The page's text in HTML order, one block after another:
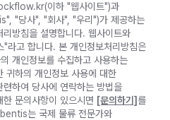
이하 "웹사이트")과
"당사", "회사", "우리")가 제공하는
방침을 설명합니다. 웹사이트와
"라고 합니다. 본 개인정보처리방침은
개인정보를 수집하고 사용하는
귀하의 개인정보 사용에 대한
하여 당사에 연락하는 방법을
문의사항이 있으시면 [문의하기] 를
는 국제 물류 전문가와